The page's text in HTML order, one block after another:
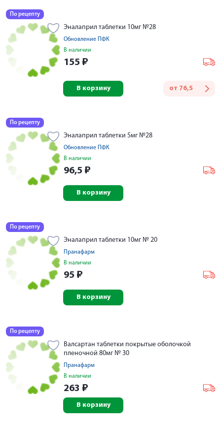
По рецепту
Эналаприл таблетки 10мг №28
Обновление ПФК
В наличии
155 ₽
от 76,5
В корзину
По рецепту
Эналаприл таблетки 5мг №28
Обновление ПФК
В наличии
96,5 ₽
В корзину
По рецепту
Эналаприл таблетки 10мг № 20
Пранафарм
В наличии
95 ₽
В корзину
По рецепту
Валсартан таблетки покрытые оболочкой
пленочной 80мг № 30
Пранафарм
В наличии
263 ₽
В корзину